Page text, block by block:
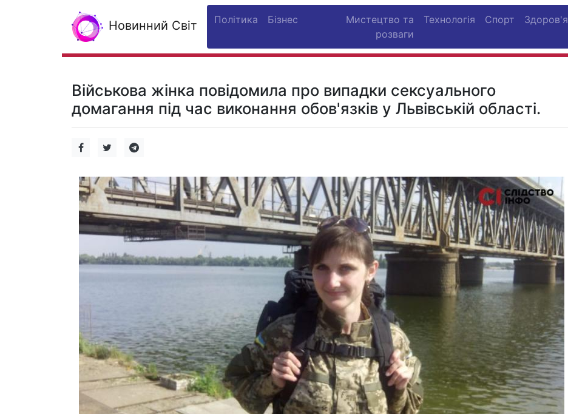
Новинний Світ Політика Бізнес
Мистецтво та
розваги
Технологія Спорт Здоров'я
Військова жінка повідомила про випадки сексуального
домагання під час виконання обов'язків у Львівській області.